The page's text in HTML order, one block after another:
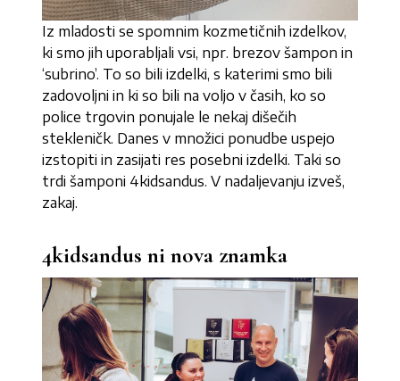
Iz mladosti se spomnim kozmetičnih izdelkov,
ki smo jih uporabljali vsi, npr. brezov šampon in
‘subrino’. To so bili izdelki, s katerimi smo bili
zadovoljni in ki so bili na voljo v časih, ko so
police trgovin ponujale le nekaj dišečih
stekleničk. Danes v množici ponudbe uspejo
izstopiti in zasijati res posebni izdelki. Taki so
trdi šamponi 4kidsandus. V nadaljevanju izveš,
zakaj.
4kidsandus ni nova znamka